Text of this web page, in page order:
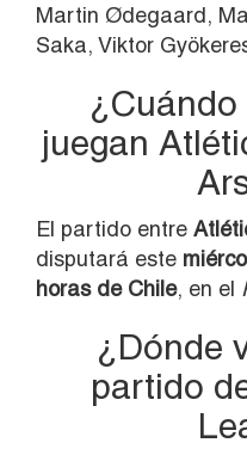
Martin Ødegaard,
Saka, Viktor
juegan
El partido entre
disputará este
horas de Chile, en el
¿Dónde
partido